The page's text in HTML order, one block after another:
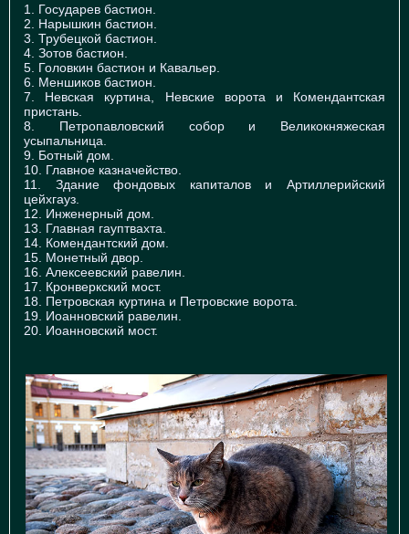
1. Государев бастион.
2. Нарышкин бастион.
3. Трубецкой бастион.
4. Зотов бастион.
5. Головкин бастион и Кавальер.
6. Меншиков бастион.
7. Невская куртина, Невские ворота и Комендантская
пристань.
8. Петропавловский собор и Великокняжеская
усыпальница.
9. Ботный дом.
10. Главное казначейство.
11. Здание фондовых капиталов и Артиллерийский
цейхгауз.
12. Инженерный дом.
13. Главная гауптвахта.
14. Комендантский дом.
15. Монетный двор.
16. Алексеевский равелин.
17. Кронверкский мост.
18. Петровская куртина и Петровские ворота.
19. Иоанновский равелин.
20. Иоанновский мост.